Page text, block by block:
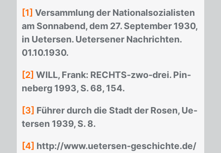
[1] Ver­samm­lung der Na­tio­nal­so­zia­lis­ten
am Sonn­abend, dem 27. Sep­tem­ber 1930,
in Ue­ter­sen. Ue­ter­sener Nach­rich­ten.
01.10.1930.
[2] WILL, Frank: RECHTS-zwo-drei. Pin­
ne­berg 1993, S. 68, 154.
[3] Füh­rer durch die Stadt der Ro­sen, Ue­
ter­sen 1939, S. 8.
[4] http://​www.ue­ter­sen-ge­schich­te.de/​